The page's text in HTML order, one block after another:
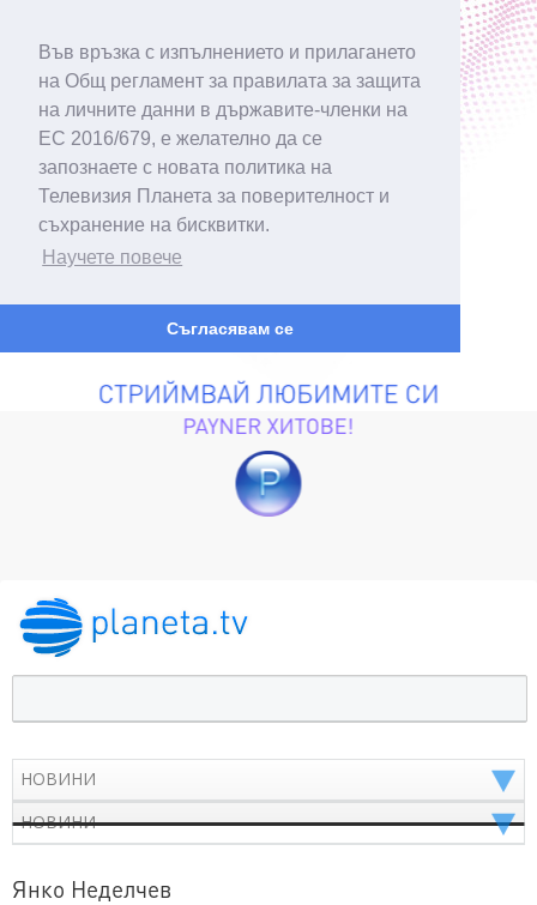
Във връзка с изпълнението и прилагането
на Общ регламент за правилата за защита
на личните данни в държавите-членки на
ЕС 2016/679, е желателно да се
запознаете с новата политика на
Телевизия Планета за поверителност и
съхранение на бисквитки.
Научете повече
Съгласявам се
Янко Неделчев